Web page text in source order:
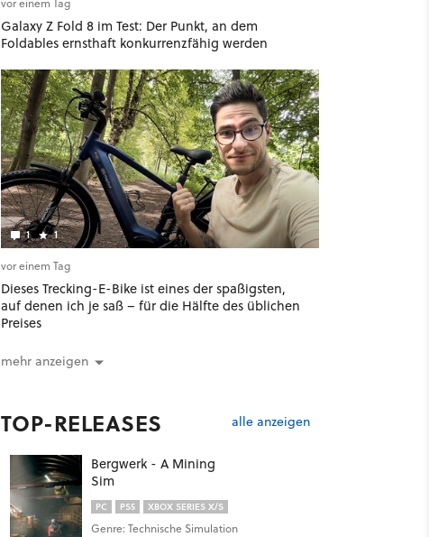
Galaxy Z Fold 8 im Test: Der Punkt, an dem
Foldables ernsthaft konkurrenzfähig werden
1 1
vor einem Tag
Dieses Trecking-E-Bike ist eines der spaßigsten,
auf denen ich je saß – für die Hälfte des üblichen
Preises
mehr anzeigen
TOP-RELEASES alle anzeigen
Bergwerk - A Mining
Sim
PC PS5 XBOX SERIES X/S
Genre: Technische Simulation